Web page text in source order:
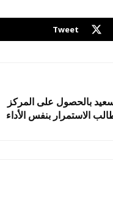
Tweet
بالحصول على المركز
الاستمرار بنفس الأداء